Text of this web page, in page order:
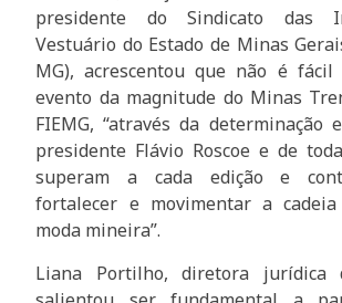
presidente do Sindicato das
Vestuário do Estado de Minas
MG), acrescentou que não é fácil
evento da magnitude do Minas
FIEMG, “através da determinação
presidente Flávio Roscoe e de
superam a cada edição e
fortalecer e movimentar a
moda mineira”.
Liana Portilho, diretora jurídica